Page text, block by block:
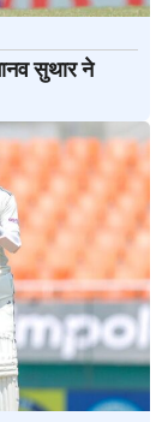
सुथार ने